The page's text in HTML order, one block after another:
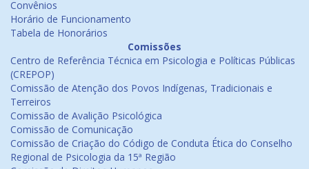
Convênios
Horário de Funcionamento
Tabela de Honorários
Comissões
Centro de Referência Técnica em Psicologia e Políticas Públicas
(CREPOP)
Comissão de Atenção dos Povos Indígenas, Tradicionais e
Terreiros
Comissão de Avalição Psicológica
Comissão de Comunicação
Comissão de Criação do Código de Conduta Ética do Conselho
Regional de Psicologia da 15ª Região